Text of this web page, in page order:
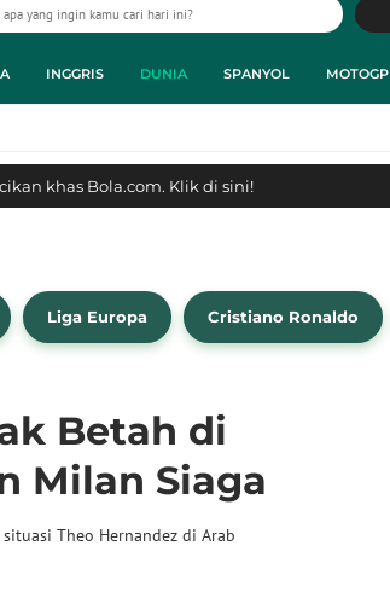
INGGRIS DUNIA SPANYOL MOTOGP
khas Bola.com. Klik di sini!
Liga Europa Cristiano Ronaldo
Betah di
Milan Siaga
Theo Hernandez di Arab